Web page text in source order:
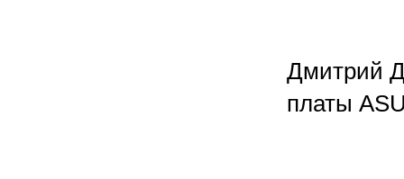
Дмитрий
платы